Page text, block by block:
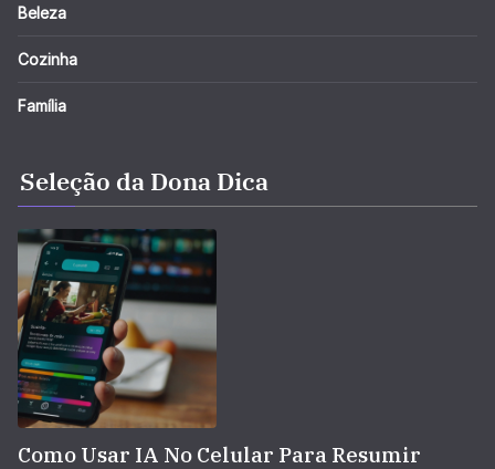
Beleza
Cozinha
Família
Seleção da Dona Dica
Como Usar IA No Celular Para Resumir